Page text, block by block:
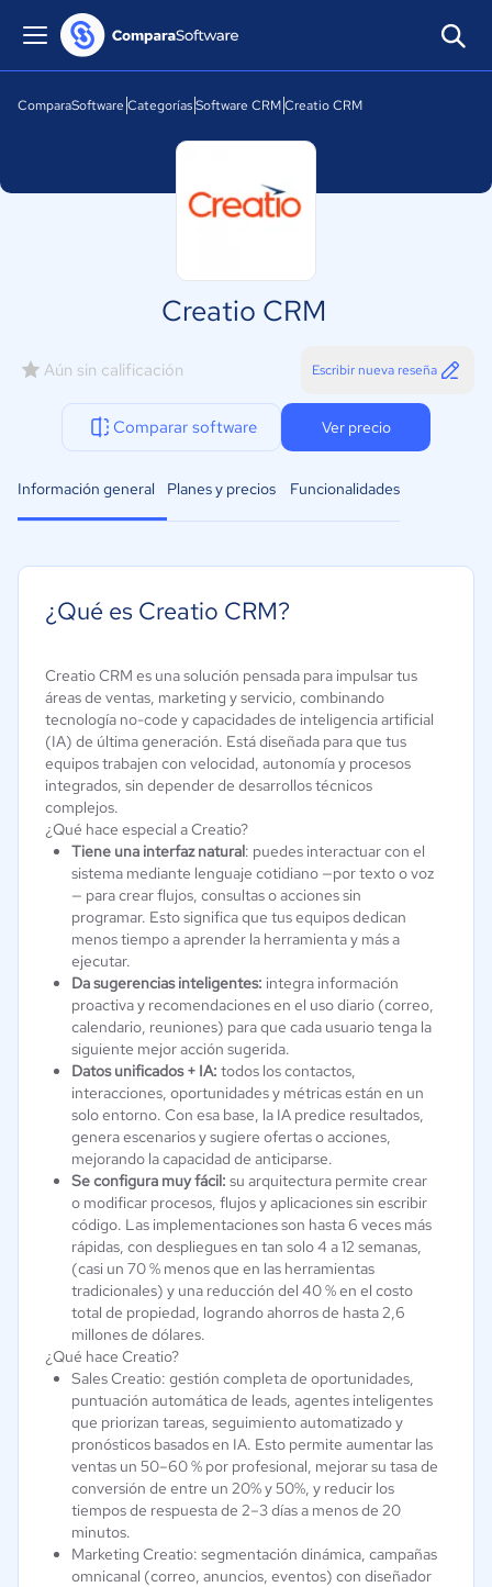
ComparaSoftware CategoríasSoftware CRMCreatio CRM
Creatio CRM
Aún sin calificación Escribir nueva reseña
Comparar software Ver precio
Información general Planes y precios Funcionalidades
¿Qué es Creatio CRM?
Creatio CRM es una solución pensada para impulsar tus
áreas de ventas, marketing y servicio, combinando
tecnología no-code y capacidades de inteligencia artificial
(IA) de última generación. Está diseñada para que tus
equipos trabajen con velocidad, autonomía y procesos
integrados, sin depender de desarrollos técnicos
complejos.
¿Qué hace especial a Creatio?
Tiene una interfaz natural: puedes interactuar con el
sistema mediante lenguaje cotidiano —por texto o voz
— para crear flujos, consultas o acciones sin
programar. Esto significa que tus equipos dedican
menos tiempo a aprender la herramienta y más a
ejecutar.
Da sugerencias inteligentes: integra información
proactiva y recomendaciones en el uso diario (correo,
calendario, reuniones) para que cada usuario tenga la
siguiente mejor acción sugerida.
Datos unificados + IA: todos los contactos,
interacciones, oportunidades y métricas están en un
solo entorno. Con esa base, la IA predice resultados,
genera escenarios y sugiere ofertas o acciones,
mejorando la capacidad de anticiparse.
Se configura muy fácil: su arquitectura permite crear
o modificar procesos, flujos y aplicaciones sin escribir
código. Las implementaciones son hasta 6 veces más
rápidas, con despliegues en tan solo 4 a 12 semanas,
(casi un 70 % menos que en las herramientas
tradicionales) y una reducción del 40 % en el costo
total de propiedad, logrando ahorros de hasta 2,6
millones de dólares.
¿Qué hace Creatio?
Sales Creatio: gestión completa de oportunidades,
puntuación automática de leads, agentes inteligentes
que priorizan tareas, seguimiento automatizado y
pronósticos basados en IA. Esto permite aumentar las
ventas un 50–60 % por profesional, mejorar su tasa de
conversión de entre un 20% y 50%, y reducir los
tiempos de respuesta de 2–3 días a menos de 20
minutos.
Marketing Creatio: segmentación dinámica, campañas
omnicanal (correo, anuncios, eventos) con diseñador